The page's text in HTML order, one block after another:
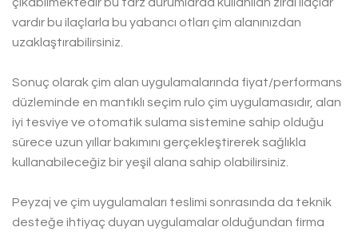
vardır bu ilaçlarla bu yabancı otları çim alanınızdan
uzaklaştırabilirsiniz.
Sonuç olarak çim alan uygulamalarında fiyat/performans
düzleminde en mantıklı seçim rulo çim uygulamasıdır, alan
iyi tesviye ve otomatik sulama sistemine sahip olduğu
sürece uzun yıllar bakımını gerçekleştirerek sağlıkla
kullanabileceğiz bir yeşil alana sahip olabilirsiniz.
Peyzaj ve çim uygulamaları teslimi sonrasında da teknik
desteğe ihtiyaç duyan uygulamalar olduğundan firma